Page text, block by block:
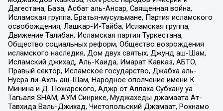
Дагестана, База, Асбат аль-Ансар, Священная война,
Исламская группа, Братья-мусульмане, Партия исламского
освобождения, Лашкар-И-Тайба, Исламская группа,
Движение Талибан, Исламская партия Туркестана,
Общество социальных реформ, Общество возрождения
исламского наследия, Дом двух святых, Джунд аш-Шам,
Исламский джихад, Аль-Каида, Имарат Кавказ, АБТО,
Правый сектор, Исламское государство, Джабха аль-
Нусра ли-Ахль аш-Шам, Народное ополчение имени К.
Минина и Д. Пожарского, Аджр от Аллаха Субхану уа
Тагьаля SHAM, АУМ Синрике, Муджахеды джамаата Ат-
Тавхида Валь-Джихад, Чистопольский Джамаат, Рохнамо